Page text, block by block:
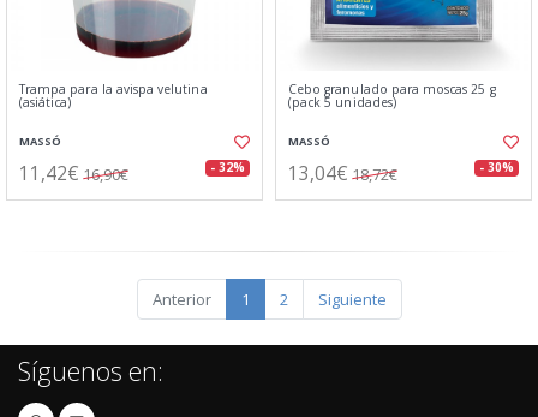
Trampa para la avispa velutina
(asiática)
MASSÓ
11,42€ 16,90€ - 32%
Cebo granulado para moscas 25 g
(pack 5 unidades)
MASSÓ
13,04€ 18,72€ - 30%
Anterior 1 2 Siguiente
Síguenos en: